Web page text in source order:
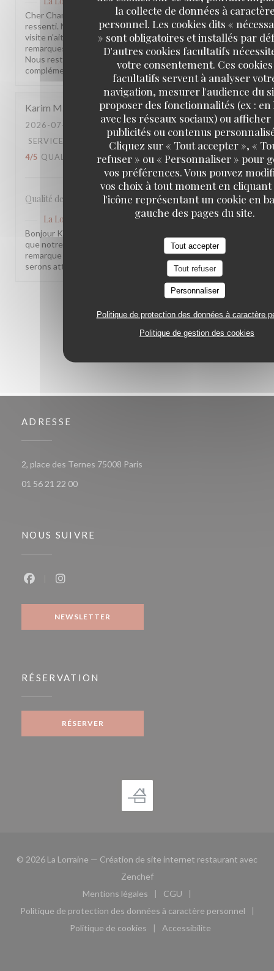
la collecte de données à
personnel. Les cookies dits «
» sont obligatoires et installés par
D'autres cookies facultatifs
votre consentement. Ces cookies
facultatifs servent à analyser
navigation, mesurer l'audience du
proposer des fonctionnalités (ex : en
avec les réseaux sociaux) ou afficher
publicités ou contenus
Cliquez sur « Tout accepter », «
refuser » ou « Personnaliser » pour
vos préférences. Vous pouvez
vos choix à tout moment en
l'icône représentant un cookie en
gauche des pages du site.
Tout accepter
Tout refuser
Personnaliser
Politique de protection des données à caractère
Politique de gestion des cookies
Cher Charles, Merci d'avoir pris le temps de partager votre
ressenti. Nous sommes sincèrement désolés que votre
visite n'ait pas été à la hauteur de vos attentes. Vos
remarques sont précieuses et nous les prenons à cœur.
Nous restons à votre disposition pour tout échange
complémentaire. L'équipe de la Brasserie La Lorraine
Karim M
2026-07-17
- 20:30 - COUVERTS 2
SERVICE
AMBIANCE CUISINE
:
4/5 QUALITÉ / PRIX: 3/5
Qualité des plats, cadre et amabilité de l’équipe
La Lorraine
a répondu à cet avis
Bonjour Karim, Merci pour ce retour ! Nous sommes ravis
que notre équipe et l'ambiance vous aient plu. Votre
remarque sur le rapport qualité-prix est notée, nous y
serons attentifs. À très bientôt !
ADRESSE
2, place des Ternes 75008 Paris
01 56 21 22 00
NOUS SUIVRE
NEWSLETTER
RÉSERVATION
RÉSERVER
© 2026 La Lorraine — Création de site internet restaurant avec
Zenchef((ouvre une nouvelle fenêtre))
Mentions légales
((ouvre une nouvelle fenêtre))
CGU
((ouvre une nouvelle
Politique de protection des données à caractère personnel
((ouvre une nouvelle fenêtre))
Politique de cookies
((ouvre une nouvelle fenêtre))
Accessibilite